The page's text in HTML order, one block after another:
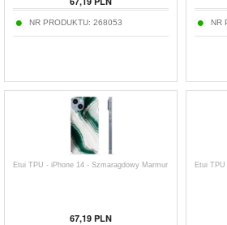
NR PRODUKTU: 268053 NR
Etui TPU - iPhone 14 - Szmaragdowy Marmur
67,19 PLN
Etui